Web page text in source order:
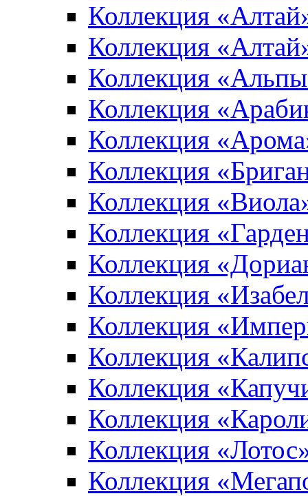
Коллекция
Коллекция
Коллекция
Коллекция
Коллекция
Коллекция
Коллекция
Коллекция
Коллекция
Коллекция
Коллекция
Коллекция
Коллекция
Коллекция
Коллекция
Коллекция